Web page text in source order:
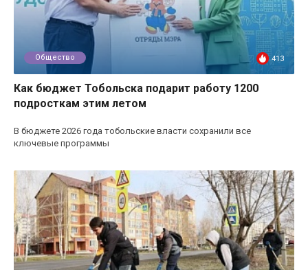
Общество 413
Как бюджет Тобольска подарит работу 1200
подросткам этим летом
В бюджете 2026 года тобольские власти сохранили все
ключевые программы